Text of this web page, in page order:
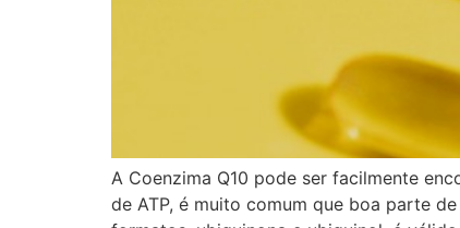
A Coenzima Q10 pode ser facilmente
de ATP, é muito comum que boa parte